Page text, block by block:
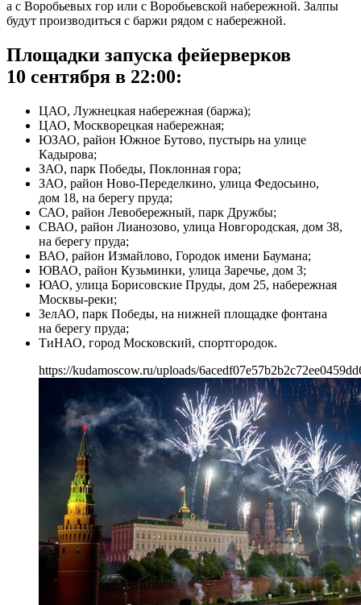
а с Воробьевых гор или с Воробьевской набережной. Залпы
будут производиться с баржи рядом с набережной.
Площадки запуска фейерверков
10 сентября в 22:00:
ЦАО, Лужнецкая набережная (баржа);
ЦАО, Москворецкая набережная;
ЮЗАО, район Южное Бутово, пустырь на улице
Кадырова;
ЗАО, парк Победы, Поклонная гора;
ЗАО, район Ново-Переделкино, улица Федосьино,
дом 18, на берегу пруда;
САО, район Левобережный, парк Дружбы;
СВАО, район Лианозово, улица Новгородская, дом 38,
на берегу пруда;
ВАО, район Измайлово, Городок имени Баумана;
ЮВАО, район Кузьминки, улица Заречье, дом 3;
ЮАО, улица Борисовские Пруды, дом 25, набережная
Москвы-реки;
ЗелАО, парк Победы, на нижней площадке фонтана
на берегу пруда;
ТиНАО, город Московский, спортгородок.
https://kudamoscow.ru/uploads/